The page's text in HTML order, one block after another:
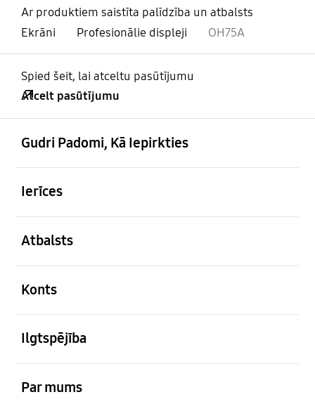
Ar produktiem saistīta palīdzība un atbalsts
Ekrāni
Profesionālie displeji OH75A
Spied šeit, lai atceltu pasūtījumu
Atcelt pasūtījumu
Gudri Padomi, Kā Iepirkties
Ierīces
Atbalsts
Konts
Ilgtspējība
Par mums